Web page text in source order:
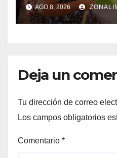
AMBIENTE Y
DE MÁS DE 6
AGO 8, 2026
Deja un
Tu dirección de correo
Los campos obligatorios
Comentario *